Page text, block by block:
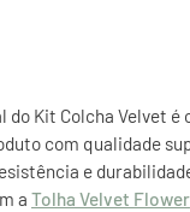
do Kit Colcha Velvet é
com qualidade
e
a Tolha Velvet Flower